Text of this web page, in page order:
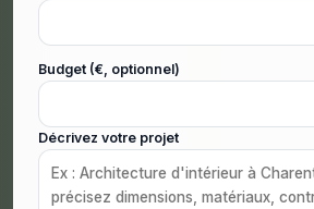
Budget (€, optionnel)
Décrivez votre projet